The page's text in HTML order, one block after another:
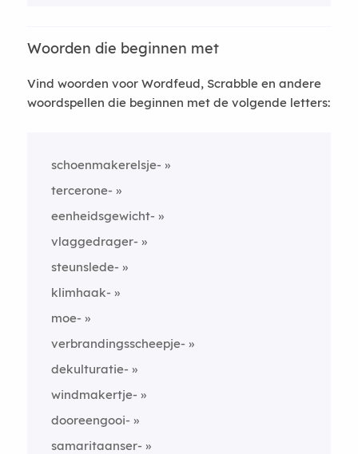
Woorden die beginnen met
Vind woorden voor Wordfeud, Scrabble en andere
woordspellen die beginnen met de volgende letters:
schoenmakerelsje-
tercerone-
eenheidsgewicht-
vlaggedrager-
steunslede-
klimhaak-
moe-
verbrandingsscheepje-
dekulturatie-
windmakertje-
dooreengooi-
samaritaanser-